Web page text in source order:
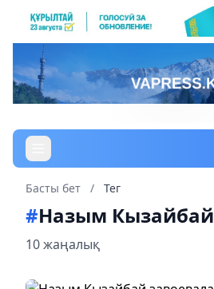
Басты бет / Тег
#Назым Кызайбай
10 жаңалық